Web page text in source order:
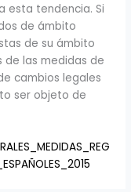
esta tendencia. Si
de ámbito
de su ámbito
de las medidas de
cambios legales
ser objeto de